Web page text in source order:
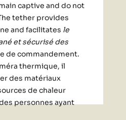
captive and do not
tether provides
and facilitates le
et sécurisé des
de commandement.
thermique, il
des matériaux
de chaleur
personnes ayant